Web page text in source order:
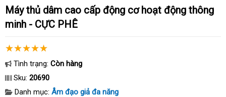
Máy thủ dâm cao cấp động cơ hoạt động thông
minh - CỰC PHÊ
Tình trạng: Còn hàng
Sku: 20690
Danh mục: Âm đạo giả đa năng